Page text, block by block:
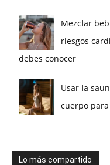
Mezclar
riesgos
debes conocer
Usar la
cuerpo
Lo más compartido